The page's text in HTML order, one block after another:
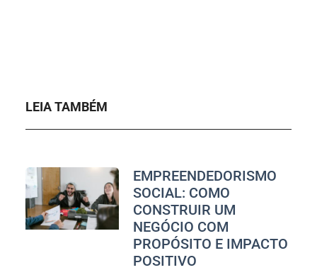
LEIA TAMBÉM
EMPREENDEDORISMO
SOCIAL: COMO
CONSTRUIR UM
NEGÓCIO COM
PROPÓSITO E IMPACTO
POSITIVO